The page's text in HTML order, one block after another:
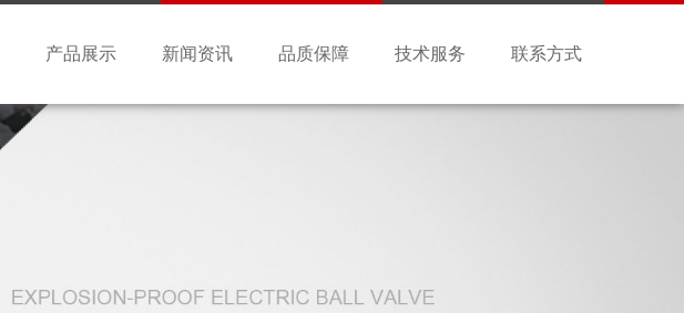
产品展示 新闻资讯 品质保障 技术服务 联系方式